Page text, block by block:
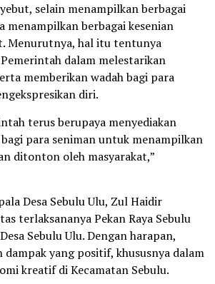
selain menampilkan berbagai
menampilkan berbagai kesenian
Menurutnya, hal itu tentunya
dalam melestarikan
memberikan wadah bagi para
diri.
terus berupaya menyediakan
para seniman untuk menampilkan
ditonton oleh masyarakat,”
Desa Sebulu Ulu, Zul Haidir
terlaksananya Pekan Raya Sebulu
Sebulu Ulu. Dengan harapan,
dampak yang positif, khususnya dalam
kreatif di Kecamatan Sebulu.